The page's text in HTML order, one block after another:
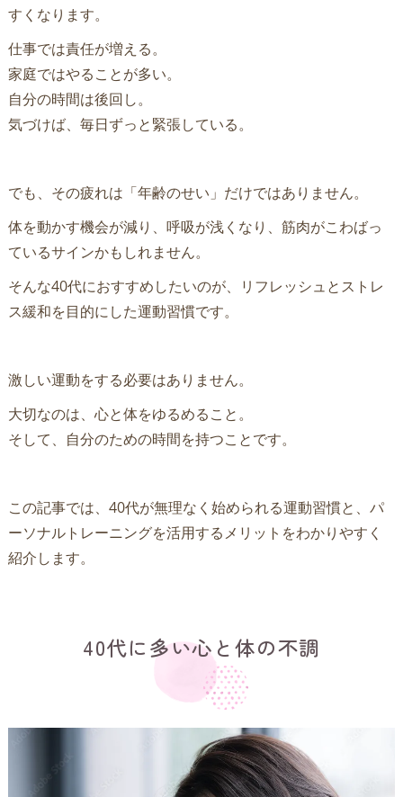
すくなります。
仕事では責任が増える。
家庭ではやることが多い。
自分の時間は後回し。
気づけば、毎日ずっと緊張している。
でも、その疲れは「年齢のせい」だけではありません。
体を動かす機会が減り、呼吸が浅くなり、筋肉がこわばっ
ているサインかもしれません。
そんな40代におすすめしたいのが、リフレッシュとストレ
ス緩和を目的にした運動習慣です。
激しい運動をする必要はありません。
大切なのは、心と体をゆるめること。
そして、自分のための時間を持つことです。
この記事では、40代が無理なく始められる運動習慣と、パ
ーソナルトレーニングを活用するメリットをわかりやすく
紹介します。
40代に多い心と体の不調